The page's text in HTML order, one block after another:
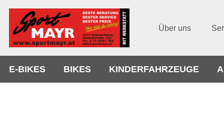
Über uns
E-BIKES BIKES KINDERFAHRZEUGE